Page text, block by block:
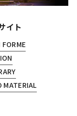
イト
MATERIAL